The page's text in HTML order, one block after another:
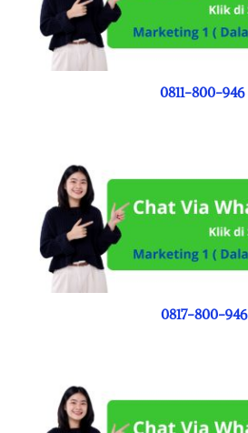
0811-800-946
0817-800-946